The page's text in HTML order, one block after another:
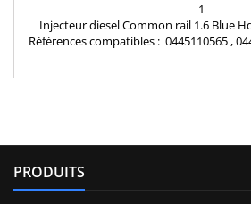
1
Injecteur diesel Common rail 1.6 Blue
Références compatibles : 0445110565 ,
PRODUITS